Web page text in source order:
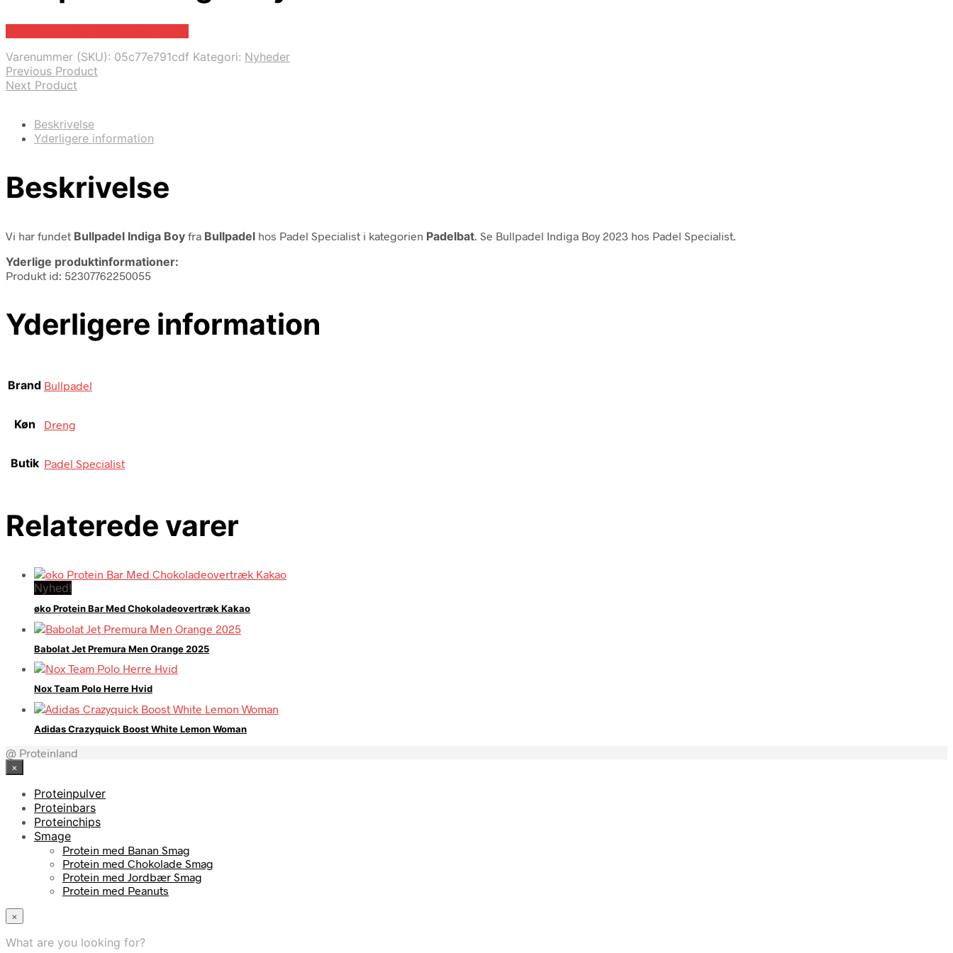
Varenummer (SKU): 05c77e791cdf Kategori: Nyheder
Previous Product
Next Product
Beskrivelse
Yderligere information
Beskrivelse
Vi har fundet Bullpadel Indiga Boy fra Bullpadel hos Padel Specialist i kategorien Padelbat . Se Bullpadel Indiga Boy 2023 hos Padel Specialist.
Yderlige produktinformationer:
Produkt id: 52307762250055
Yderligere information
Brand Bullpadel
Køn Dreng
Butik Padel Specialist
Relaterede varer
Nyhed!
øko Protein Bar Med Chokoladeovertræk Kakao
Babolat Jet Premura Men Orange 2025
Nox Team Polo Herre Hvid
Adidas Crazyquick Boost White Lemon Woman
@ Proteinland
×
Proteinpulver
Proteinbars
Proteinchips
Smage
Protein med Banan Smag
Protein med Chokolade Smag
Protein med Jordbær Smag
Protein med Peanuts
×
What are you looking for?